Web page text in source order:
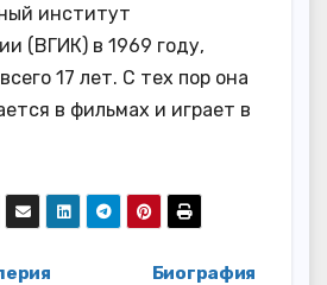
институт
(ВГИК) в 1969 году,
17 лет. С тех пор она
в фильмах и играет в
Биография